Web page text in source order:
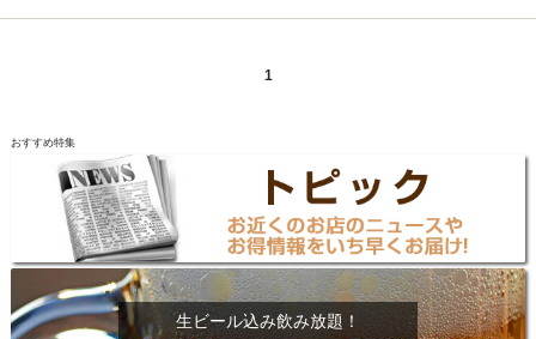
1
おすすめ特集
生ビール込み飲み放題！